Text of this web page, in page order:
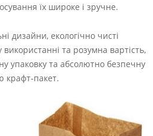
їх широке і зручне.
дизайни, екологічно чисті
використанні та розумна вартість,
упаковку та абсолютно безпечну
крафт-пакет.